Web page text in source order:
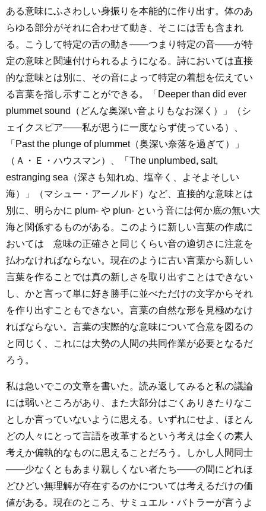
ある意味にふさわしい身振りを本能的に作り出す。体のあ
らゆる部分がそれに合わせて動き、そこには舌も含まれ
る。こうして特定の舌の動き――つまり特定の音――が特
定の意味と関連付けられるようになる。詩においては直接
的な意味とは別に、その音によって特定の着想を伝えてい
る言葉を指し示すことができる。「Deeper than did ever
plummet sound（どんな奥深い音よりもなお深く）」（シ
ェイクスピア――私が思うに一度ならず使っている）、
「Past the plunge of plummet（奥深い奈落を過ぎて）」
（Ａ・Ｅ・ハウスマン）、「The unplumbed, salt,
estranging sea（深さも知れぬ、塩辛く、よそよそしい
海）」（マシュー・アーノルド）など、直接的な意味とは
別に、明らかに plum- や plun- という音には何か底の無い大
海と関係するものがある。このように新しい言葉の作成に
おいては 意味の正確さと同じくらい音の適切さに注意を
払わなければならない。現在のように古い言葉から新しい
言葉を作ることでは真の新しさを取り出すことはできない
し、かと言って単に好き勝手に並べただけの文字からそれ
を作り出すこともできない。言葉の自然な形を見極めなけ
ればならない。言葉の実際的な意味について合意を図るの
と同じく、これには大勢の人間の共同作業が必要となるだ
ろう。
私は急いでこの文章を書いた。読み返してみると私の議論
には弱いところがあり、また大部分はごくありきたりなこ
としか言っていないように思える。いずれにせよ、ほとん
どの人々にとって言語を改革するという考えは全くの素人
考えか偏執的なものに思えることだろう。しかし人間同士
――少なくともあまり親しくない者たち――の間にどれほ
どひどい無理解が存在するのかについては考えるだけの価
値がある。現在のところ、サミュエル・バトラーが言うよ